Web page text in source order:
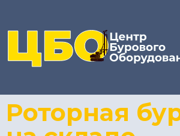
Роторная